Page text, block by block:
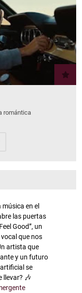
romántica
música en el
las puertas
Good”, un
que nos
artista que
y un futuro
se
llevar? 🎶